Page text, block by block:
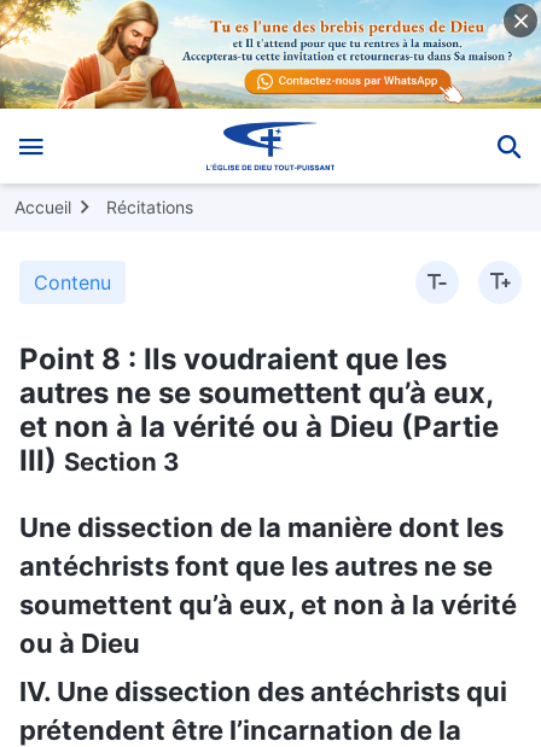
Accueil Récitations
Contenu
Point 8 : Ils voudraient que les
autres ne se soumettent qu’à eux,
et non à la vérité ou à Dieu (Partie
III) Section 3
Une dissection de la manière dont les
antéchrists font que les autres ne se
soumettent qu’à eux, et non à la vérité
ou à Dieu
IV. Une dissection des antéchrists qui
prétendent être l’incarnation de la